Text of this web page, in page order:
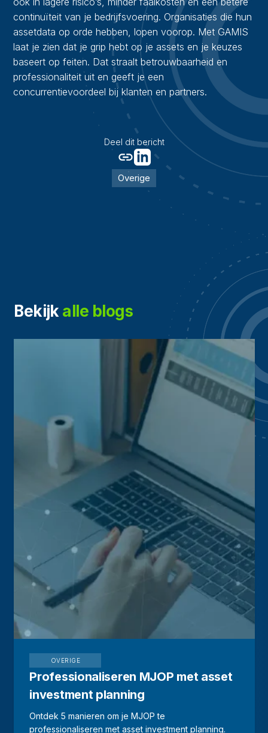
continuïteit van je bedrijfsvoering. Organisaties die hun
assetdata op orde hebben, lopen voorop. Met GAMIS
laat je zien dat je grip hebt op je assets en je keuzes
baseert op feiten. Dat straalt betrouwbaarheid en
professionaliteit uit en geeft je een
concurrentievoordeel bij klanten en partners.
Deel dit bericht
Overige
Bekijk alle blogs
OVERIGE
Professionaliseren MJOP met asset
investment planning
Ontdek 5 manieren om je MJOP te
professionaliseren met asset investment planning.